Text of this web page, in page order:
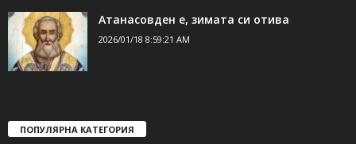
Атанасовден е, зимата си отива
2026/01/18 8:59:21 AM
ПОПУЛЯРНА КАТЕГОРИЯ